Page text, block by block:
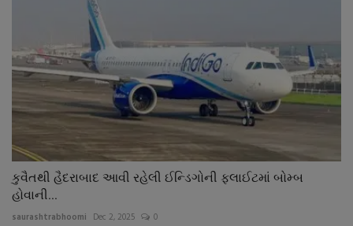
કુવૈતથી હૈદરાબાદ આવી રહેલી ઈન્ડિગોની ફલાઈટમાં બોમ્બ
હોવાની...
saurashtrabhoomi Dec 2, 2025 0